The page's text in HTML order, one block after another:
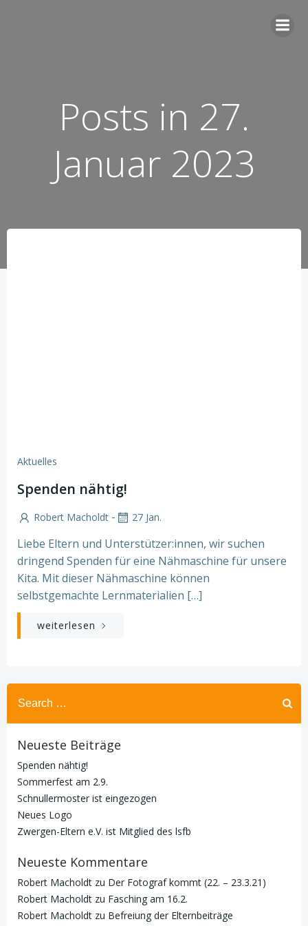
Posts in 27.
Januar 2023
Aktuelles
Spenden nähtig!
Robert Macholdt - 27 Jan.
Liebe Eltern und Unterstützer:innen, wir suchen
dringend Spenden für eine Nähmaschine für unsere
Kita. Mit dieser Nähmaschine können
selbstgemachte Lernmaterialien […]
weiterlesen
Search
for:
Neueste Beiträge
Spenden nähtig!
Sommerfest am 2.9.
Schnullermoster ist eingezogen
Neues Logo
Zwergen-Eltern e.V. ist Mitglied des lsfb
Neueste Kommentare
Robert Macholdt zu Der Fotograf kommt (22. – 23.3.21)
Robert Macholdt zu Fasching am 16.2.
Robert Macholdt zu Befreiung der Elternbeiträge